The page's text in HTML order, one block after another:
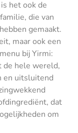
het ook de
die van
gemaakt.
maar ook een
bij Yirmi:
de hele wereld,
en uitsluitend
dat
om